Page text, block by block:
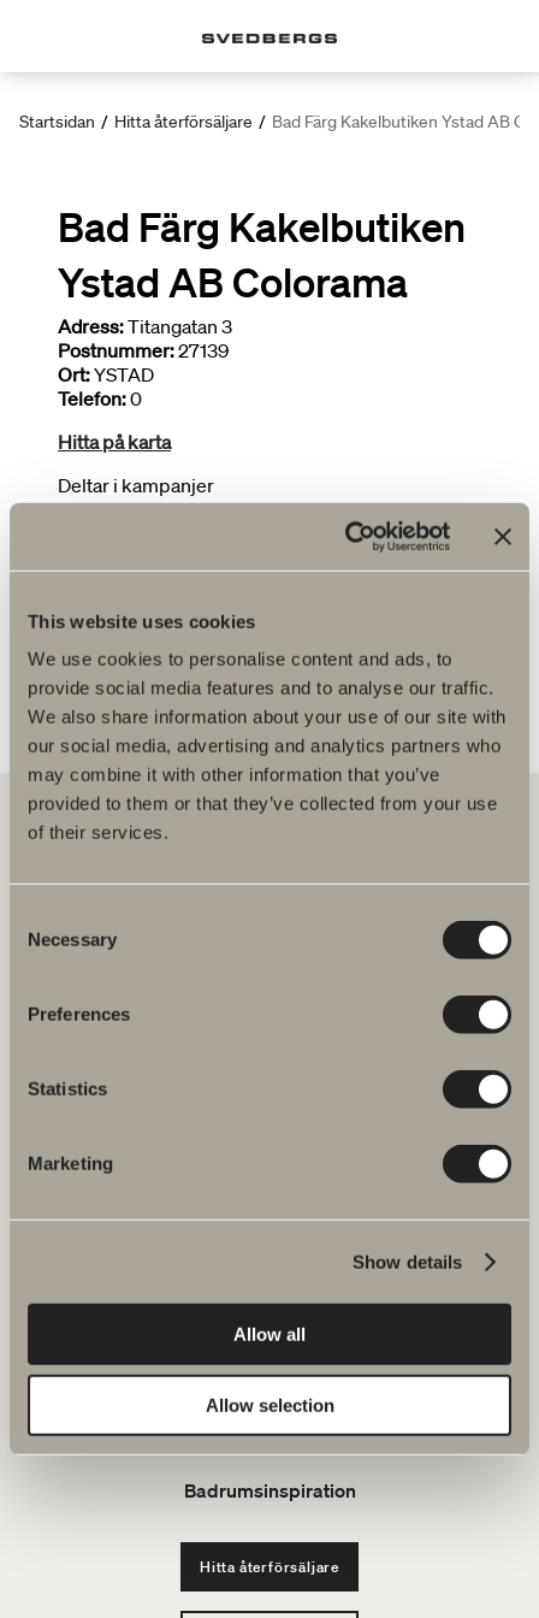
This website uses cookies
We use cookies to personalise content and ads, to
provide social media features and to analyse our traffic.
We also share information about your use of our site with
our social media, advertising and analytics partners who
may combine it with other information that you’ve
provided to them or that they’ve collected from your use
of their services.
Selection
Necessary
Preferences
Statistics
Marketing
Show details
Allow all
Allow selection
Startsidan / Hitta återförsäljare / Bad Färg Kakelbutiken Ystad AB
Bad Färg Kakelbutiken
Ystad AB Colorama
Adress:Titangatan 3
Postnummer:27139
Ort:YSTAD
Telefon:0
Hitta på karta
Deltar i kampanjer
Ritar badrum
FLER ÅTERFÖRSÄLJARE
Svedbergs i Dalstorp AB
Klicka här för att komma till
Ritverktyg
Hållbarhet
Badrumsinspiration
Hitta återförsäljare